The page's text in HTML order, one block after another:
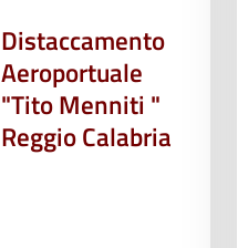
Distaccamento
Aeroportuale
"Tito Menniti "
Reggio Calabria